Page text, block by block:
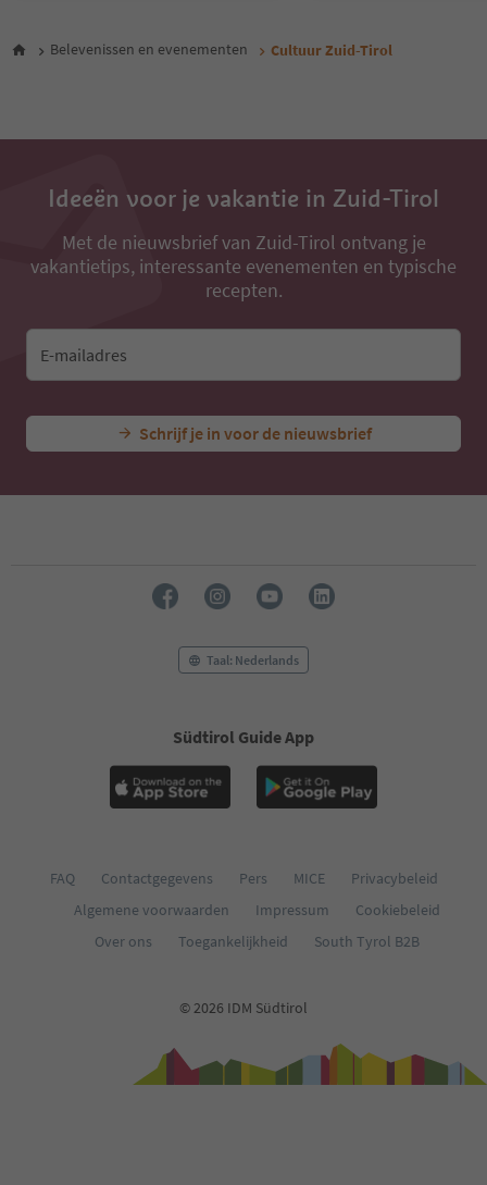
29
33
Belevenissen en evenementen Cultuur Zuid-Tirol
Ideeën voor je vakantie in Zuid-Tirol
Met de nieuwsbrief van Zuid-Tirol ontvang je
vakantietips, interessante evenementen en typische
recepten.
E-mailadres
Schrijf je in voor de nieuwsbrief
Taal: Nederlands
Südtirol Guide App
FAQ Contactgegevens Pers MICE
Privacybeleid
Algemene voorwaarden
Impressum
Cookiebeleid
Over ons
Toegankelijkheid South Tyrol B2B
© 2026 IDM Südtirol